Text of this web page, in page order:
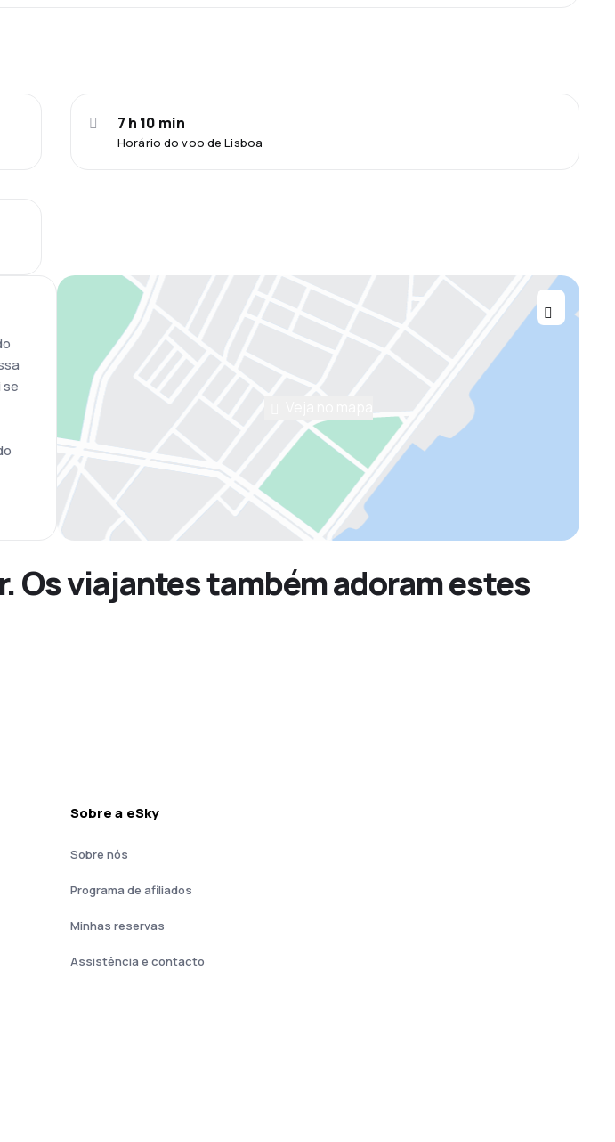
Horário do voo de Lisboa
7 h 10 min
Os viajantes também adoram estes
Sobre a eSky
Sobre nós
Programa de afiliados
Minhas reservas
Assistência e contacto